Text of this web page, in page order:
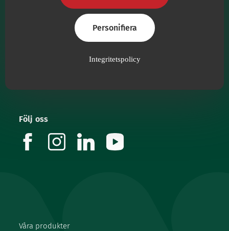
Personifiera
Integritetspolicy
Vårt huvudsyfte är att förse vårdpersonal med
Våra produkter
Följ oss
facebookinstagramlinkedin